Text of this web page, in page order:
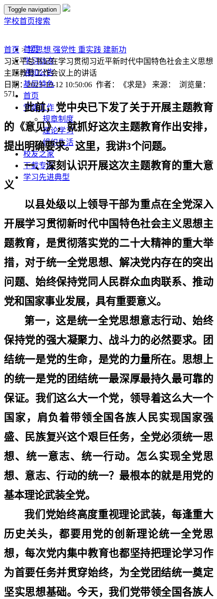
Toggle navigation
学校首页搜索
首页
学习动态
通知公告
基层特色
首页
党建工作
规章制度
理论学习
组织生活
校友之家
下载专区
学习先进典型
首页 >学思想 强党性 重实践 建新功
习近平总书记在学习贯彻习近平新时代中国特色社会主义思想
主题教育工作会议上的讲话
日期：2023-10-12 10:50:06 作者：《求是》 来源： 浏览量：
571
此前，党中央已下发了关于开展主题教育
的《意见》，就抓好这次主题教育作出安排，
提出明确要求。这里，我讲3个问题。
一、深刻认识开展这次主题教育的重大意
义
以县处级以上领导干部为重点在全党深入
开展学习贯彻新时代中国特色社会主义思想主
题教育，是贯彻落实党的二十大精神的重大举
措，对于统一全党思想、解决党内存在的突出
问题、始终保持党同人民群众血肉联系、推动
党和国家事业发展，具有重要意义。
第一，这是统一全党思想意志行动、始终
保持党的强大凝聚力、战斗力的必然要求。团
结统一是党的生命，是党的力量所在。思想上
的统一是党的团结统一最深厚最持久最可靠的
保证。我们这么大一个党，领导着这么大一个
国家，肩负着带领全国各族人民实现国家强
盛、民族复兴这个艰巨任务，全党必须统一思
想、统一意志、统一行动。怎么实现全党思
想、意志、行动的统一？最根本的就是用党的
基本理论武装全党。
我们党始终高度重视理论武装，每逢重大
历史关头，都要用党的创新理论统一全党思
想，每次党内集中教育也都坚持把理论学习作
为首要任务并贯穿始终，为全党团结统一奠定
坚实思想基础。今天，我们党带领全国各族人